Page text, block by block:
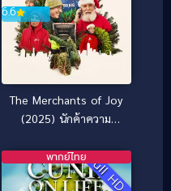
6.6
The Merchants of Joy
(2025) นักค้าความ
Full HD
พากย์ไทย